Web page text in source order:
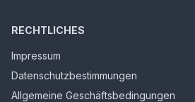
RECHTLICHES
Impressum
Datenschutzbestimmungen
Allgemeine Geschäftsbedingungen